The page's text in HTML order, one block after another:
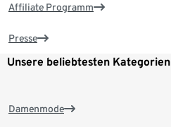
Affiliate Programm
Presse
Unsere beliebtesten Kategorien
Damenmode